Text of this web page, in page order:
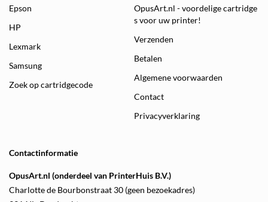
Epson
HP
Lexmark
Samsung
Zoek op cartridgecode
OpusArt.nl - voordelige cartridge
s voor uw printer!
Verzenden
Betalen
Algemene voorwaarden
Contact
Privacyverklaring
Contactinformatie
OpusArt.nl (onderdeel van PrinterHuis B.V.)
Charlotte de Bourbonstraat 30 (geen bezoekadres)